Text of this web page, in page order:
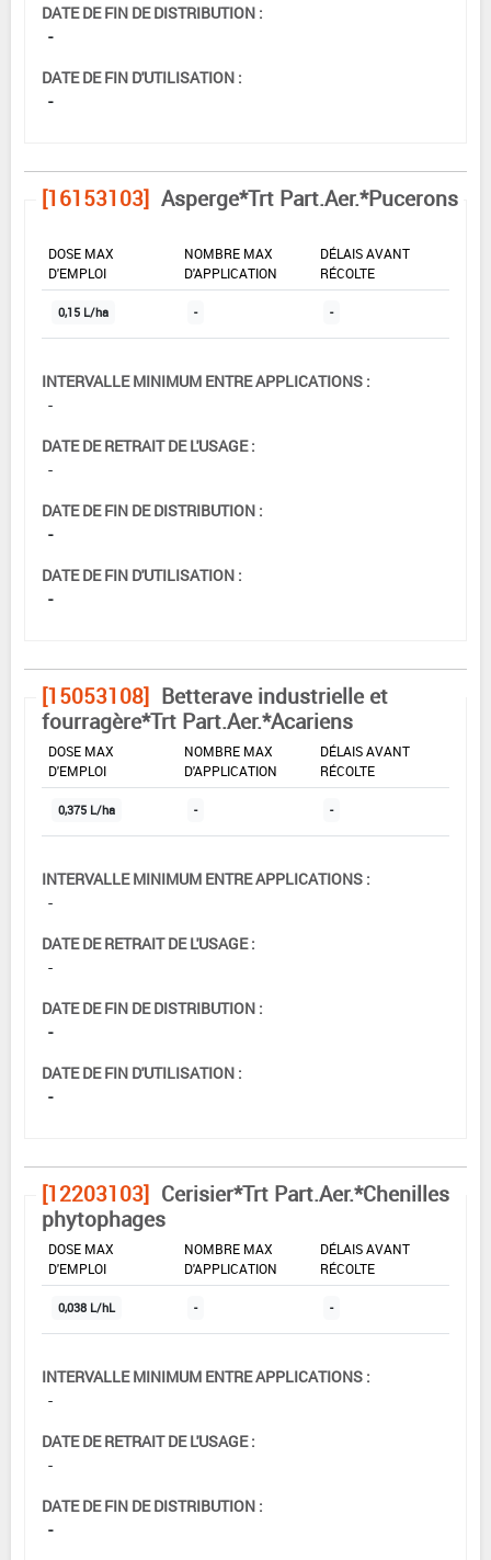
DATE DE FIN DE DISTRIBUTION :
-
DATE DE FIN D'UTILISATION :
-
[16153103] Asperge*Trt Part.Aer.*Pucerons
DOSE MAX
D'EMPLOI
NOMBRE MAX
D'APPLICATION
DÉLAIS AVANT
RÉCOLTE
0,15 L/ha - -
INTERVALLE MINIMUM ENTRE APPLICATIONS :
-
DATE DE RETRAIT DE L'USAGE :
-
DATE DE FIN DE DISTRIBUTION :
-
DATE DE FIN D'UTILISATION :
-
[15053108] Betterave industrielle et
fourragère*Trt Part.Aer.*Acariens
DOSE MAX
D'EMPLOI
NOMBRE MAX
D'APPLICATION
DÉLAIS AVANT
RÉCOLTE
0,375 L/ha - -
INTERVALLE MINIMUM ENTRE APPLICATIONS :
-
DATE DE RETRAIT DE L'USAGE :
-
DATE DE FIN DE DISTRIBUTION :
-
DATE DE FIN D'UTILISATION :
-
[12203103] Cerisier*Trt Part.Aer.*Chenilles
phytophages
DOSE MAX
D'EMPLOI
NOMBRE MAX
D'APPLICATION
DÉLAIS AVANT
RÉCOLTE
0,038 L/hL - -
INTERVALLE MINIMUM ENTRE APPLICATIONS :
-
DATE DE RETRAIT DE L'USAGE :
-
DATE DE FIN DE DISTRIBUTION :
-